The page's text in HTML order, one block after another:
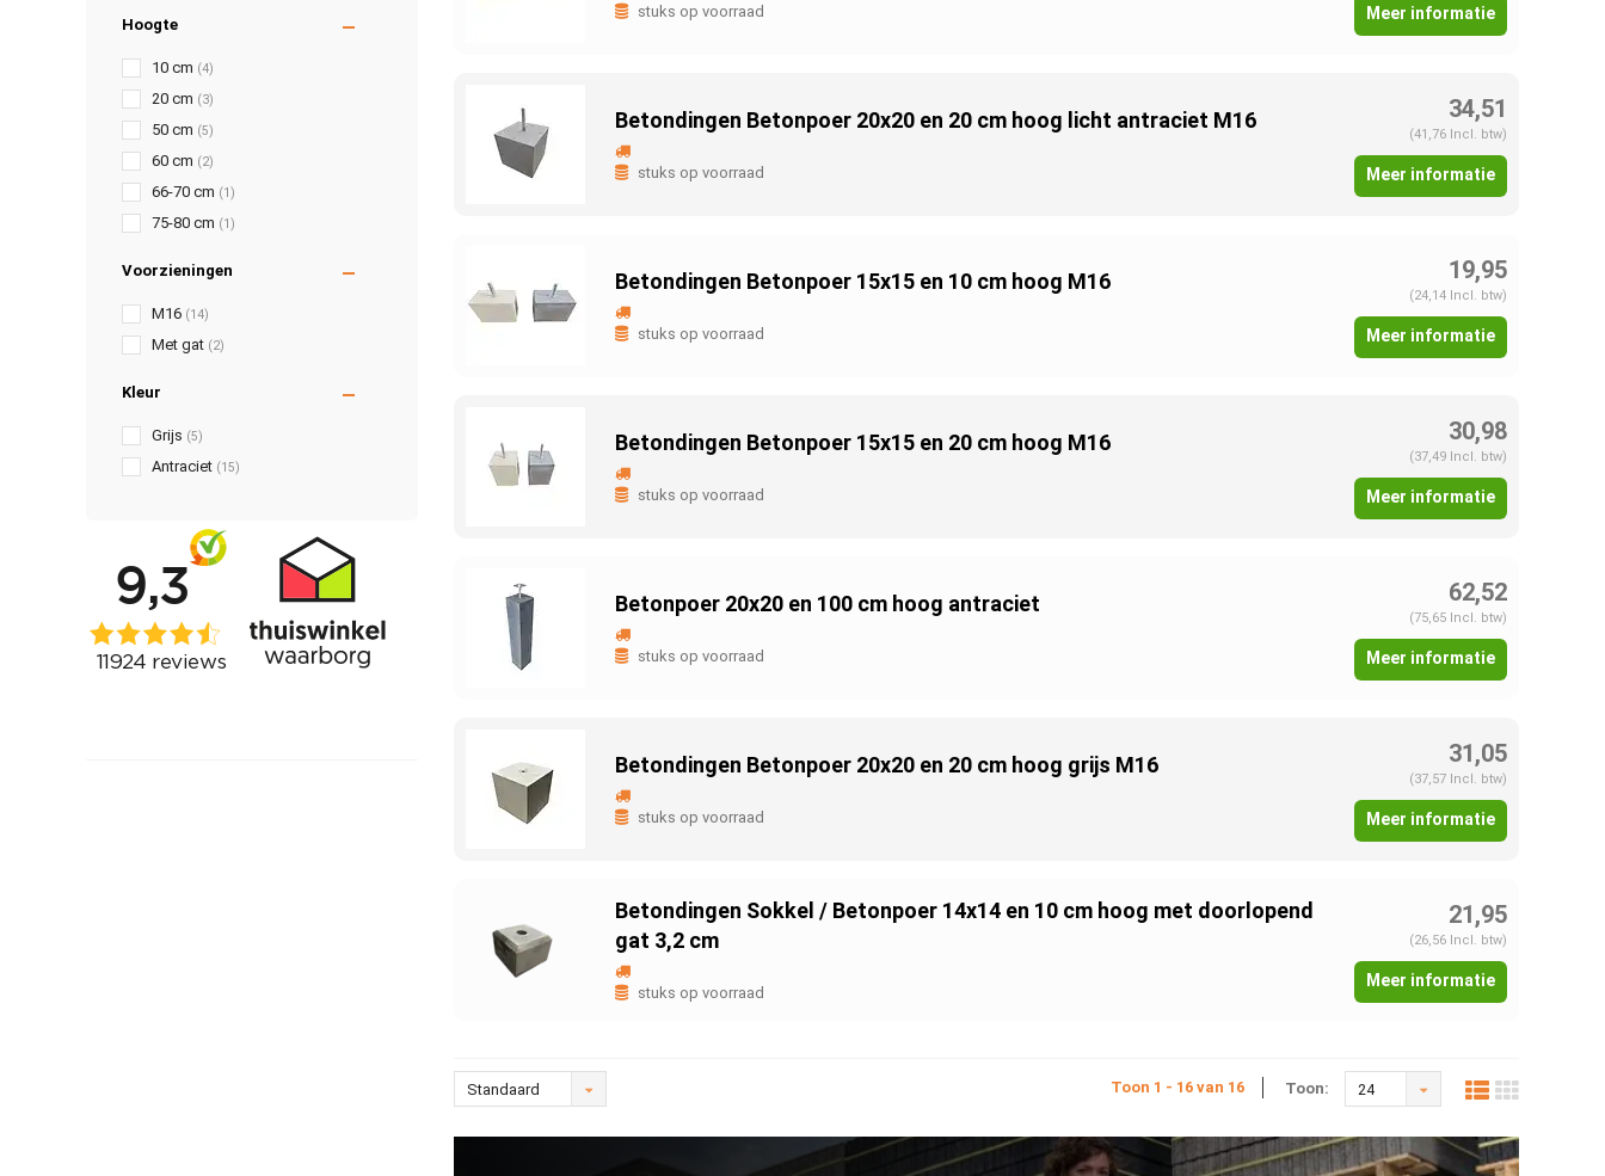
Hoogte
10 cm (4)
20 cm (3)
50 cm (5)
60 cm (2)
66-70 cm (1)
75-80 cm (1)
Voorzieningen
M16 (14)
Met gat (2)
Kleur
Grijs (5)
Antraciet (15)
stuks op voorraad Meer informatie
Betondingen Betonpoer 20x20 en 20 cm hoog licht antraciet M16
stuks op voorraad
34,51
(41,76 Incl. btw)
Meer informatie
Betondingen Betonpoer 15x15 en 10 cm hoog M16
stuks op voorraad
19,95
(24,14 Incl. btw)
Meer informatie
Betondingen Betonpoer 15x15 en 20 cm hoog M16
stuks op voorraad
30,98
(37,49 Incl. btw)
Meer informatie
Betonpoer 20x20 en 100 cm hoog antraciet
stuks op voorraad
62,52
(75,65 Incl. btw)
Meer informatie
Betondingen Betonpoer 20x20 en 20 cm hoog grijs M16
stuks op voorraad
31,05
(37,57 Incl. btw)
Meer informatie
Betondingen Sokkel / Betonpoer 14x14 en 10 cm hoog met doorlopend
gat 3,2 cm
stuks op voorraad
21,95
(26,56 Incl. btw)
Meer informatie
Standaard Toon 1 - 16 van 16 Toon: 24